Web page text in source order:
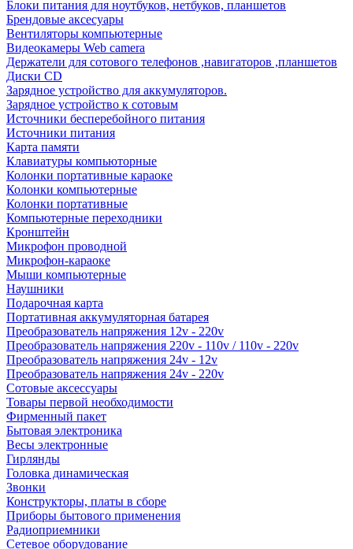
Блоки питания для ноутбуков, нетбуков, планшетов
Брендовые аксесуары
Вентиляторы компьютерные
Видеокамеры Web camera
Держатели для сотового телефонов ,навигаторов ,планшетов
Диски CD
Зарядное устройство для аккумуляторов.
Зарядное устройство к сотовым
Источники бесперебойного питания
Источники питания
Карта памяти
Клавиатуры компьюторные
Колонки портативные караоке
Колонки компьютерные
Колонки портативные
Компьютерные переходники
Кронштейн
Микрофон проводной
Микрофон-караоке
Мыши компьютерные
Наушники
Подарочная карта
Портативная аккумуляторная батарея
Преобразователь напряжения 12v - 220v
Преобразователь напряжения 220v - 110v / 110v - 220v
Преобразователь напряжения 24v - 12v
Преобразователь напряжения 24v - 220v
Сотовые аксессуары
Товары первой необходимости
Фирменный пакет
Бытовая электроника
Весы электронные
Гирлянды
Головка динамическая
Звонки
Конструкторы, платы в сборе
Приборы бытового применения
Радиоприемники
Сетевое оборудование